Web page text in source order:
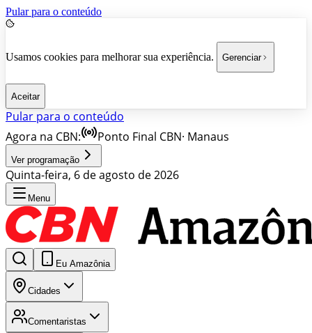
Pular para o conteúdo
Usamos cookies para melhorar sua experiência. Gerenciar
Aceitar
Pular para o conteúdo
Agora na CBN:
Ponto Final CBN· Manaus
Ver programação
Quinta-feira, 6 de agosto de 2026
Menu
Eu Amazônia
Cidades
Comentaristas